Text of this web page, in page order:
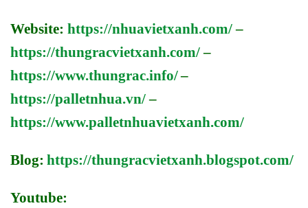
Website: https://nhuavietxanh.com/–
https://thungracvietxanh.com/–
https://www.thungrac.info/–
https://palletnhua.vn/–
https://www.palletnhuavietxanh.com/
Blog: https://thungracvietxanh.blogspot.com/
Youtube: